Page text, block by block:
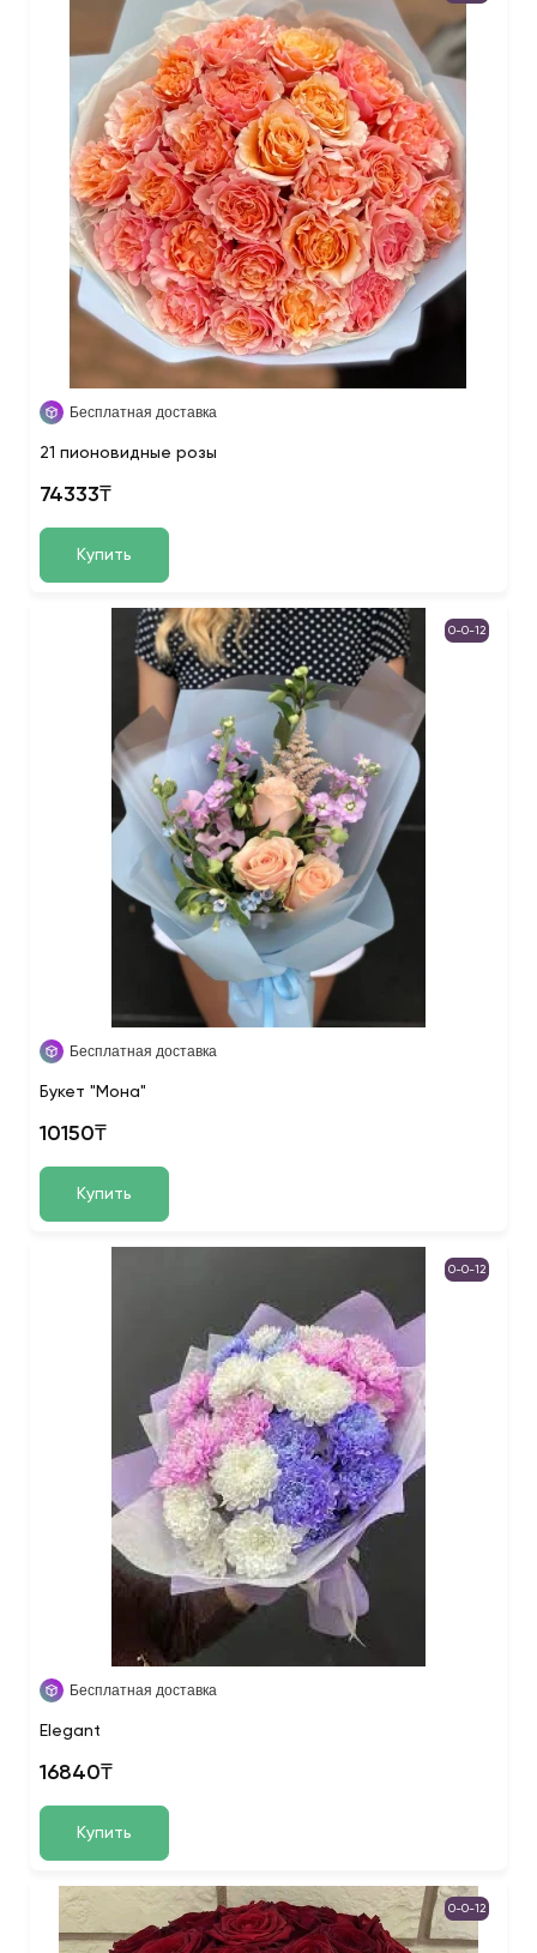
Бесплатная доставка
21 пионовидные розы
74333₸
Купить
0-0-12
Бесплатная доставка
Букет "Мона"
10150₸
Купить
0-0-12
Бесплатная доставка
Elegant
16840₸
Купить
0-0-12